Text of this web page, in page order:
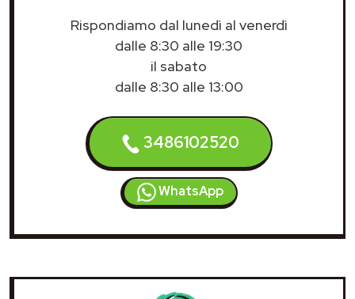
Rispondiamo dal lunedì al venerdì
dalle 8:30 alle 19:30
il sabato
dalle 8:30 alle 13:00
3486102520
WhatsApp